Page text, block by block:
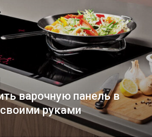
варочную панель в
руками